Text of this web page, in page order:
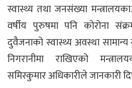
स्वास्थ्य तथा जनसंख्या
वर्षीय पुरुषमा पनि कोरोना
दुवैजनाको स्वास्थ्य अवस्था सामान्य
निगरानीमा राखिएको
समिरकुमार अधिकारीले जानकारी